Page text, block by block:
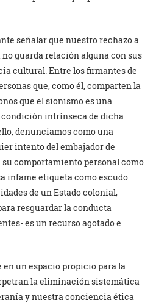
señalar que nuestro rechazo a
guarda relación alguna con sus
cultural. Entre los firmantes de
que, como él, comparten la
que el sionismo es una
intrínseca de dicha
denunciamos como una
intento del embajador de
comportamiento personal como
infame etiqueta como escudo
de un Estado colonial,
resguardar la conducta
es un recurso agotado e
un espacio propicio para la
la eliminación sistemática
y nuestra conciencia ética